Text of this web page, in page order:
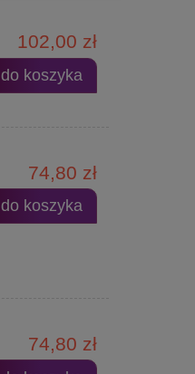
102,00 zł
do koszyka
74,80 zł
do koszyka
74,80 zł